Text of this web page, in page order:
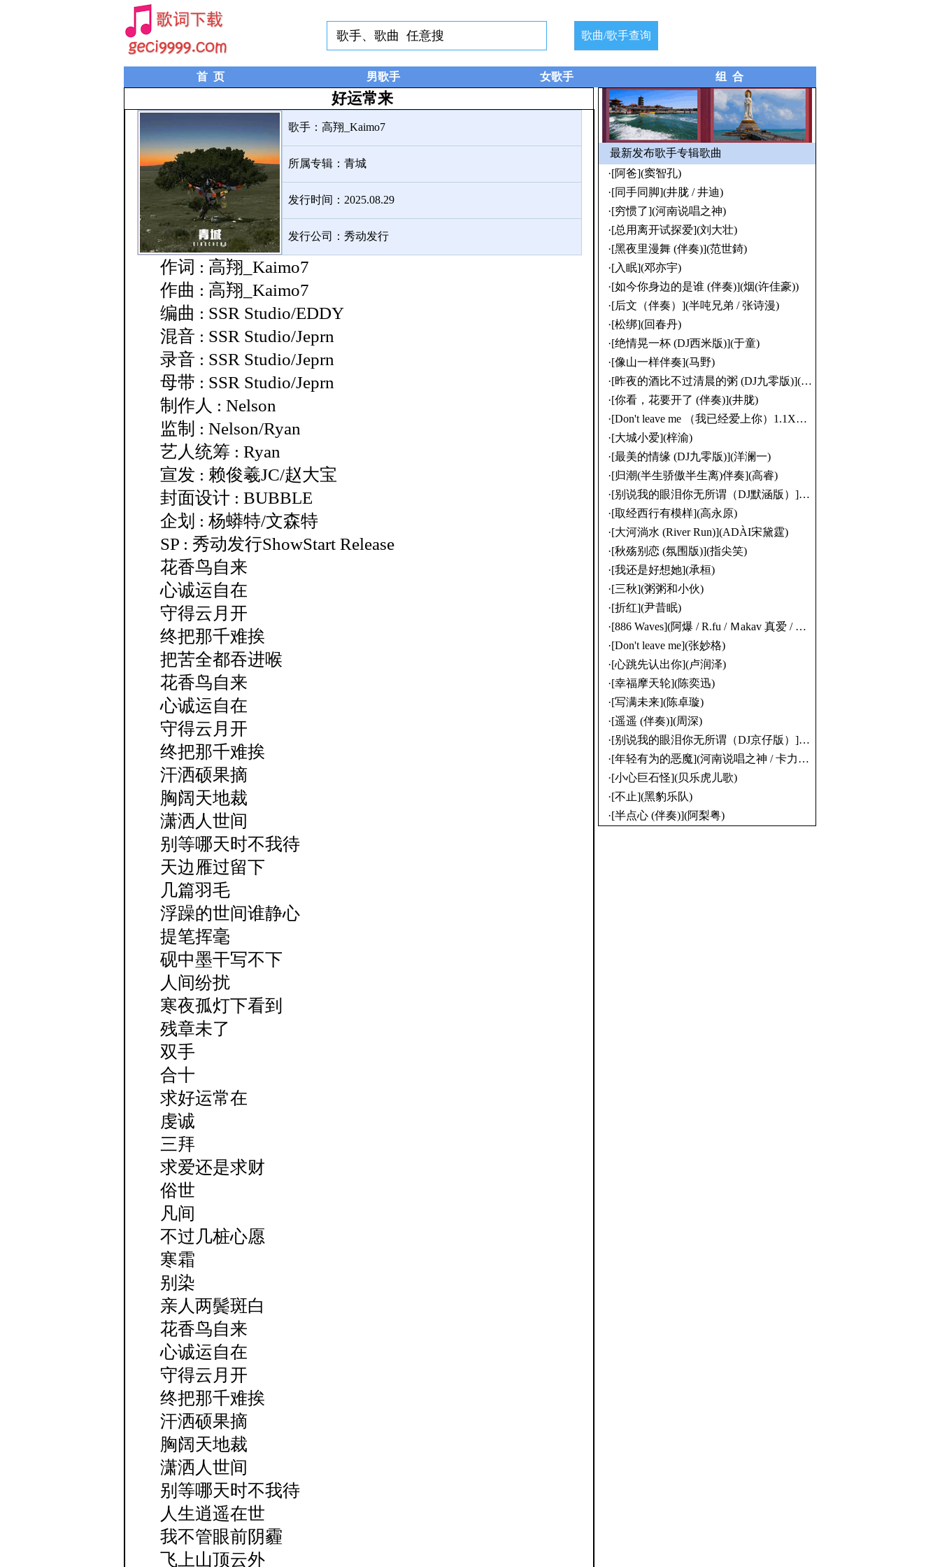
歌曲/歌手查询
首 页 男歌手 女歌手 组 合
好运常来
歌手： 高翔_Kaimo7
所属专辑： 青城
发行时间：2025.08.29
发行公司：秀动发行
作词 : 高翔_Kaimo7
作曲 : 高翔_Kaimo7
编曲 : SSR Studio/EDDY
混音 : SSR Studio/Jeprn
录音 : SSR Studio/Jeprn
母带 : SSR Studio/Jeprn
制作人 : Nelson
监制 : Nelson/Ryan
艺人统筹 : Ryan
宣发 : 赖俊羲JC/赵大宝
封面设计 : BUBBLE
企划 : 杨蟒特/文森特
SP : 秀动发行ShowStart Release
花香鸟自来
心诚运自在
守得云月开
终把那千难挨
把苦全都吞进喉
花香鸟自来
心诚运自在
守得云月开
终把那千难挨
汗洒硕果摘
胸阔天地裁
潇洒人世间
别等哪天时不我待
天边雁过留下
几篇羽毛
浮躁的世间谁静心
提笔挥毫
砚中墨干写不下
人间纷扰​
寒夜孤灯下看到
残章未了​
双手
合十
求好运常在
虔诚
三拜
求爱还是求财
俗世
凡间
不过几桩心愿
寒霜
别染
亲人两鬓斑白
花香鸟自来
心诚运自在
守得云月开
终把那千难挨
汗洒硕果摘
胸阔天地裁
潇洒人世间
别等哪天时不我待
人生逍遥在世
我不管眼前阴霾
飞上山顶云外
最新发布歌手专辑歌曲
·[阿爸](窦智孔)
·[同手同脚](井胧 / 井迪)
·[穷惯了](河南说唱之神)
·[总用离开试探爱](刘大壮)
·[黑夜里漫舞 (伴奏)](范世錡)
·[入眠](邓亦宇)
·[如今你身边的是谁 (伴奏)](烟(许佳豪))
·[后文（伴奏）](半吨兄弟 / 张诗漫)
·[松绑](回春丹)
·[绝情晃一杯 (DJ西米版)](于童)
·[像山一样伴奏](马野)
·[昨夜的酒比不过清晨的粥 (DJ九零版)](半吨兄弟)
·[你看，花要开了 (伴奏)](井胧)
·[Don't leave me （我已经爱上你）1.1X版](张妙格)
·[大城小爱](梓渝)
·[最美的情缘 (DJ九零版)](洋澜一)
·[归潮(半生骄傲半生离)伴奏](高睿)
·[别说我的眼泪你无所谓（DJ默涵版）](东来东往)
·[取经西行有模样](高永原)
·[大河淌水 (River Run)](ADÀI宋黛霆)
·[秋殇别恋 (氛围版)](指尖笑)
·[我还是好想她](承桓)
·[三秋](粥粥和小伙)
·[折红](尹昔眠)
·[886 Waves](阿爆 / R.fu / Ｍakav 真爱 / Kivi / Dremedreman 曾妮)
·[Don't leave me](张妙格)
·[心跳先认出你](卢润泽)
·[幸福摩天轮](陈奕迅)
·[写满未来](陈卓璇)
·[遥遥 (伴奏)](周深)
·[别说我的眼泪你无所谓（DJ京仔版）](阿国哥)
·[年轻有为的恶魔](河南说唱之神 / 卡力鲨鱼 / 河北吴孟达)
·[小心巨石怪](贝乐虎儿歌)
·[不止](黑豹乐队)
·[半点心 (伴奏)](阿梨粤)